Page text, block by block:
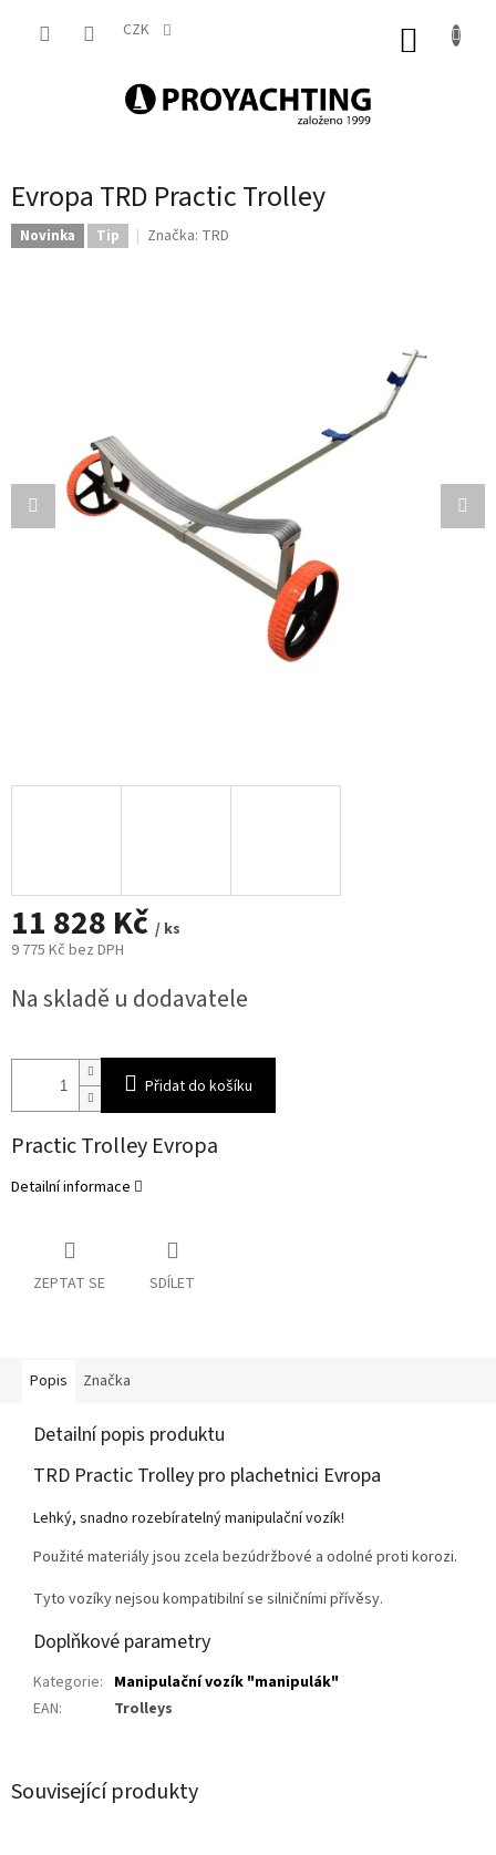
CZK
Evropa TRD Practic Trolley
Novinka Tip Značka: TRD
11 828 Kč / ks
9 775 Kč bez DPH
cena:
Na skladě u dodavatele
Přidat do košíku
Practic Trolley Evropa
Detailní informace
ZEPTAT SE SDÍLET
Související produkty
Popis Značka
Detailní popis produktu
TRD Practic Trolley pro plachetnici Evropa
Lehký, snadno rozebíratelný manipulační vozík!
Použité materiály jsou zcela bezúdržbové a odolné proti korozi.
Tyto vozíky nejsou kompatibilní se silničními přívěsy.
Doplňkové parametry
Kategorie: Manipulační vozík "manipulák"
EAN: Trolleys